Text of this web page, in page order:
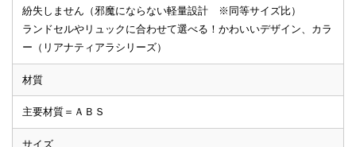
紛失しません（邪魔にならない軽量設計 ※同等サイズ比）
ランドセルやリュックに合わせて選べる！かわいいデザイン、カラ
ー（リアナティアラシリーズ）
材質
主要材質＝ＡＢＳ
サイズ